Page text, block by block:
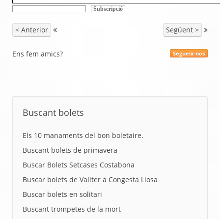
< Anterior Següent >
Segueix-nos
Ens fem amics?
Buscant bolets
Els 10 manaments del bon boletaire.
Buscant bolets de primavera
Buscar Bolets Setcases Costabona
Buscar bolets de Vallter a Congesta Llosa
Buscar bolets en solitari
Buscant trompetes de la mort